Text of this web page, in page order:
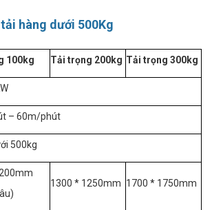
hàng dưới 500Kg
100kg Tải trọng 200kg Tải trọng 300kg
– 60m/phút
500kg
1300 * 1250mm 1700 * 1750mm